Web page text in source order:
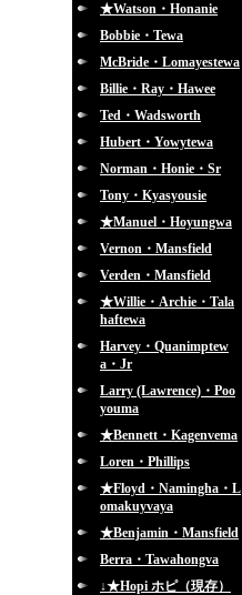
★Watson・Honanie
Bobbie・Tewa
McBride・Lomayestewa
Billie・Ray・Hawee
Ted・Wadsworth
Hubert・Yowytewa
Norman・Honie・Sr
Tony・Kyasyousie
★Manuel・Hoyungwa
Vernon・Mansfield
Verden・Mansfield
★Willie・Archie・Tala
haftewa
Harvey・Quanimptew
a・Jr
Larry (Lawrence)・Poo
youma
★Bennett・Kagenvema
Loren・Phillips
★Floyd・Namingha・L
omakuyvaya
★Benjamin・Mansfield
Berra・Tawahongva
↓★Hopi ホピ（現存）